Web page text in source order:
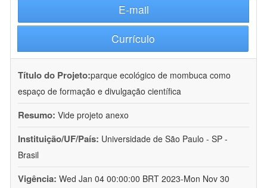
E-mail
Currículo
Título do Projeto:parque ecológico de mombuca como
espaço de formação e divulgação científica
Resumo: Vide projeto anexo
Instituição/UF/País: Universidade de São Paulo - SP -
Brasil
Vigência: Wed Jan 04 00:00:00 BRT 2023-Mon Nov 30